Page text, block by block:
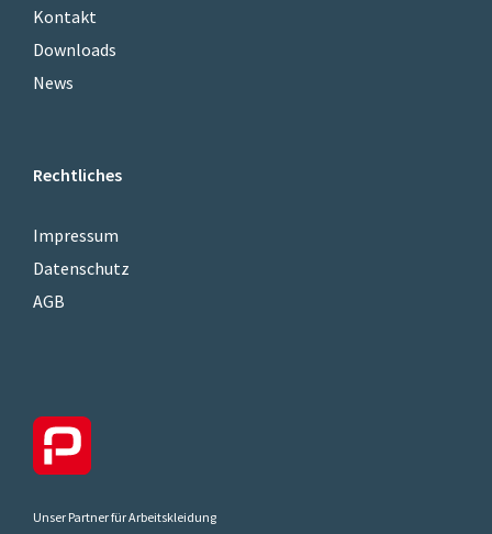
Kontakt
Downloads
News
Rechtliches
Impressum
Datenschutz
AGB
Unser Partner für Arbeitskleidung